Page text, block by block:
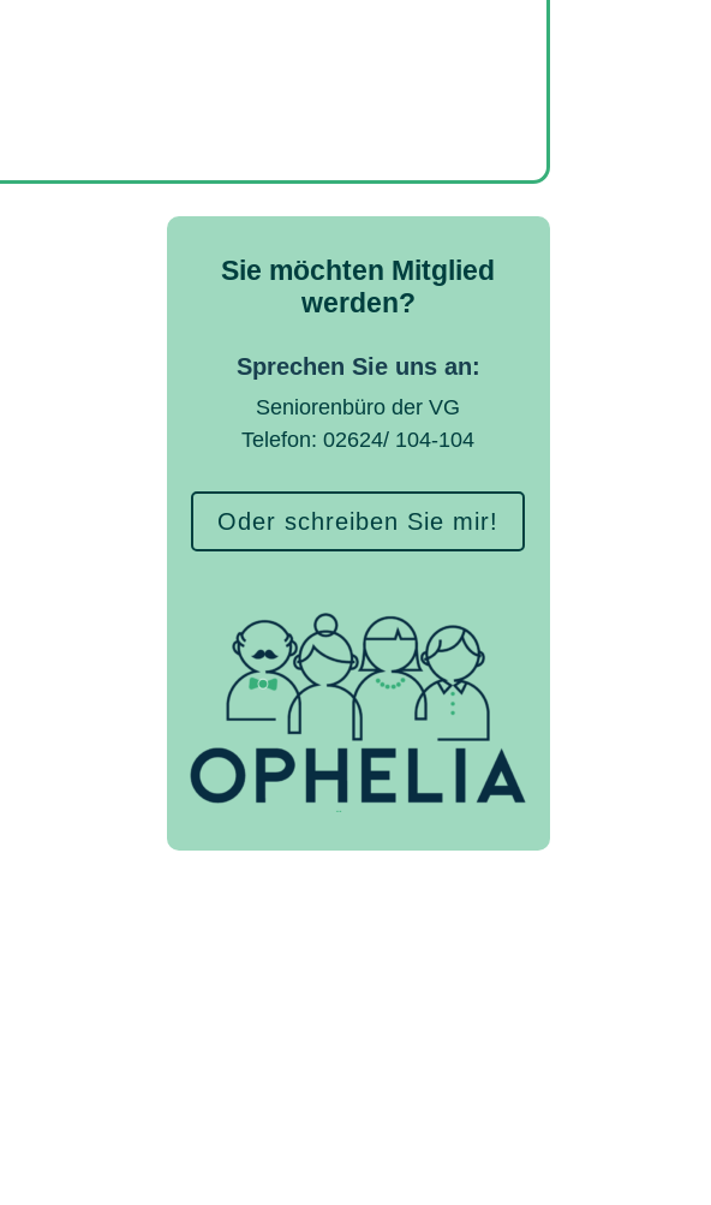
Sie möchten Mitglied
werden?
Sprechen Sie uns an:
Seniorenbüro der VG
Telefon: 02624/ 104-104
Oder schreiben Sie mir!